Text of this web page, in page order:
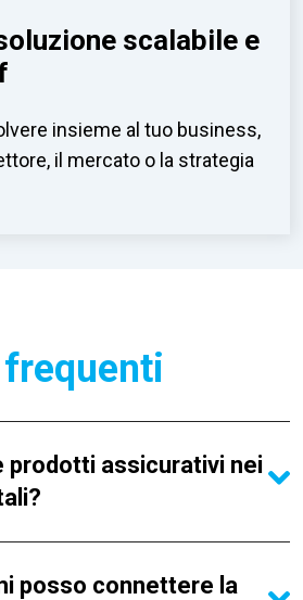
scalabile e
insieme al tuo business,
il mercato o la strategia
prodotti assicurativi nei
posso connettere la